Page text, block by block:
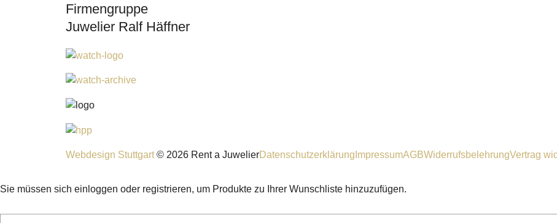
Firmengruppe
Juwelier Ralf Häffner
Webdesign Stuttgart © 2026 Rent a JuwelierDatenschutzerklärung ImpressumAGBWiderrufsbelehrungVertrag
Sie müssen sich einloggen oder registrieren, um Produkte zu Ihrer Wunschliste hinzuzufügen.
E-Mail